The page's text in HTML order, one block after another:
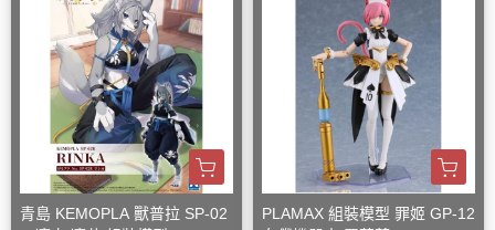
青島 KEMOPLA 獸普拉 SP-02
PLAMAX 組裝模型 罪姬 GP-12